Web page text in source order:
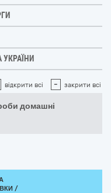
відкрити всі - закрити всі
домашні
/